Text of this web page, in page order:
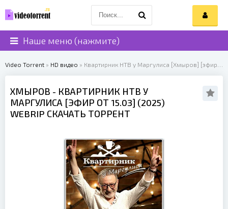
Наше меню (нажмите)
Video Torrent » HD видео » Квартирник НТВ у Маргулиса [Хмыров] [эфир от 15.03] (2025)
ХМЫРОВ - КВАРТИРНИК НТВ У
МАРГУЛИСА [ЭФИР ОТ 15.03] (2025)
WEBRIP СКАЧАТЬ ТОРРЕНТ